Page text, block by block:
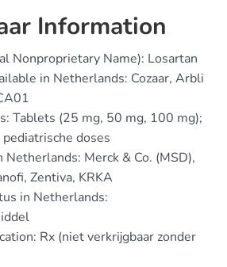
Information
Nonproprietary Name): Losartan
in Netherlands: Cozaar, Arbli
Tablets (25 mg, 50 mg, 100 mg);
doses
Netherlands: Merck & Co. (MSD),
Zentiva, KRKA
in Netherlands:
Rx (niet verkrijgbaar zonder